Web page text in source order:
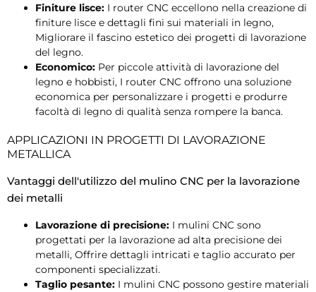
Finiture lisce: I router CNC eccellono nella creazione di
finiture lisce e dettagli fini sui materiali in legno,
Migliorare il fascino estetico dei progetti di lavorazione
del legno.
Economico: Per piccole attività di lavorazione del
legno e hobbisti, I router CNC offrono una soluzione
economica per personalizzare i progetti e produrre
facoltà di legno di qualità senza rompere la banca.
APPLICAZIONI IN PROGETTI DI LAVORAZIONE
METALLICA
Vantaggi dell'utilizzo del mulino CNC per la lavorazione
dei metalli
Lavorazione di precisione: I mulini CNC sono
progettati per la lavorazione ad alta precisione dei
metalli, Offrire dettagli intricati e taglio accurato per
componenti specializzati.
Taglio pesante: I mulini CNC possono gestire materiali